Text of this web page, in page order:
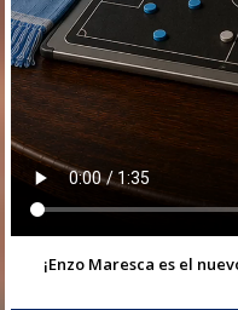
¡Enzo Maresca es el